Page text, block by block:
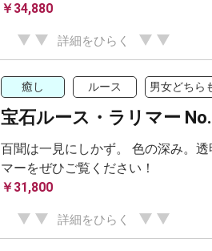
￥34,880
詳細をひらく
癒し ルース 男女どちら
宝石ルース・ラリマー
百聞は一見にしかず。 色の深み。
マーをぜひご覧ください！
￥31,800
詳細をひらく